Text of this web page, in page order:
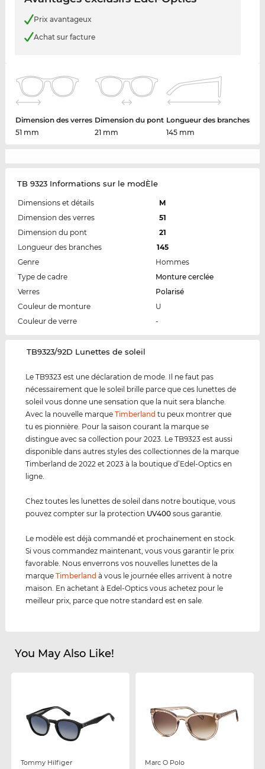
Prix avantageux
Achat sur facture
Dimension des verres
51 mm
Dimension du pont
21 mm
Longueur des branches
145 mm
TB 9323 Informations sur le modÈle
Dimensions et détails
M
Dimension des verres
51
Dimension du pont
21
Longueur des branches
145
Genre
Hommes
Type de cadre
Monture cerclée
Verres
Polarisé
Couleur de monture
U
Couleur de verre
-
‌TB9323/92D Lunettes de soleil
Le TB9323 est une déclaration de mode. Il ne faut pas
nécessairement que le soleil brille parce que ces lunettes de
soleil vous donne une sensation que la nuit sera blanche.
Avec la nouvelle marqueTimberland tu peux montrer que
tu es pionnière. Pour la saison courant la marque se
distingue avec sa collection pour 2023. Le TB9323 est aussi
disponible dans autres styles des collectionnes de la marque
Timberland de 2022 et 2023 à la boutique d’Edel-Optics en
ligne.
Chez toutes les lunettes de soleil dans notre boutique, vous
pouvez compter sur la protection UV400 sous garantie.
Le modèle est déjà commandé et prochainement en stock.
Si vous commandez maintenant, vous vous garantir le prix
favorable. Nous enverrons vos nouvelles lunettes de la
marqueTimberland à vous le journée elles arrivent à notre
maison. En achetant à Edel-Optics vous achetez pour le
meilleur prix, parce que notre standard est en sale.
You May Also Like!
Tommy Hilfiger Marc O Polo